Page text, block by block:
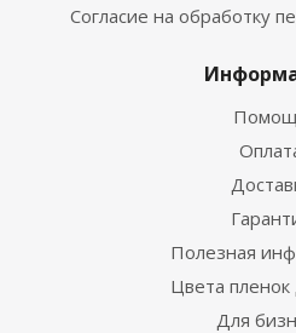
Согласие на обработку
Полезная
Цвета пленок
Для